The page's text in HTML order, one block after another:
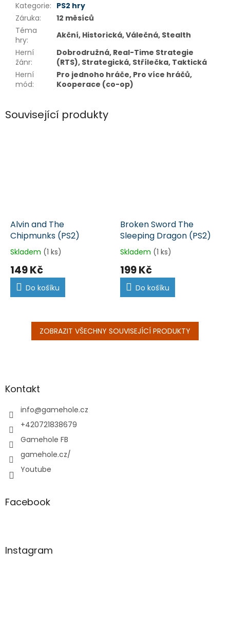
Kategorie: PS2 hry
Záruka:
12 měsíců
Téma
hry:
Akční, Historická, Válečná, Stealth
Herní
žánr:
Dobrodružná, Real-Time Strategie
(RTS), Strategická, Střílečka, Taktická
Herní
mód:
Pro jednoho hráče, Pro více hráčů,
Kooperace (co-op)
Související produkty
Alvin and The
Chipmunks (PS2)
Skladem (1 ks)
149 Kč
Do košíku
Broken Sword The
Sleeping Dragon (PS2)
Skladem (1 ks)
199 Kč
Do košíku
ZOBRAZIT VŠECHNY SOUVISEJÍCÍ PRODUKTY
aKontakt
info@gamehole.cz
+420721838679
Gamehole FB
gamehole.cz/
Youtube
Facebook
Instagram